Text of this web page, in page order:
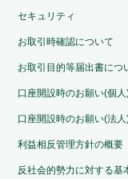
セキュリティ
お取引時確認について
お取引目的等届出書につ
口座開設時のお願い(個人
口座開設時のお願い(法人
利益相反管理方針の概要
反社会的勢力に対する基